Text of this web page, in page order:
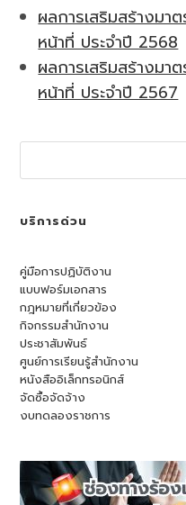
ผลการเสริมสร้างมา
หน้าที่ ประจำปี 2568
ผลการเสริมสร้างมา
หน้าที่ ประจำปี 2567
บริการด่วน
คู่มือการปฏิบัติงาน
แบบฟอร์มเอกสาร
กฎหมายที่เกี่ยวข้อง
กิจกรรมสำนักงาน
ประชาสัมพันธ์
ศูนย์การเรียนรู้สำนักงาน
หนังสืออิเล็กทรอนิกส์
จัดซื้อจัดจ้าง
งบทดลองราชการ